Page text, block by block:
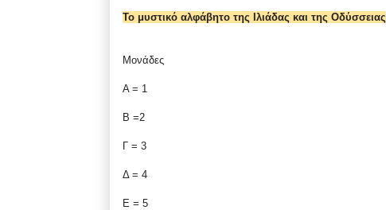
Το μυστικό αλφάβητο της Ιλιάδας και της Οδύσσειας
Μονάδες
Α = 1
B =2
Γ = 3
Δ = 4
Ε = 5